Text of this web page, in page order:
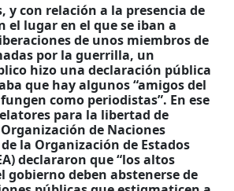
y con relación a la presencia de
el lugar en el que se iban a
de unos miembros de
por la guerrilla, un
hizo una declaración pública
que hay algunos “amigos del
como periodistas”. En ese
para la libertad de
de Naciones
la Organización de Estados
declararon que “los altos
gobierno deben abstenerse de